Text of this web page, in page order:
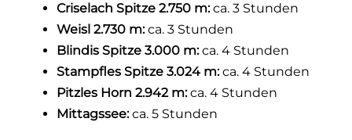
Criselach Spitze 2.750 m:ca. 3 Stunden
Weisl 2.730 m:ca. 3 Stunden
Blindis Spitze 3.000 m:ca. 4 Stunden
Stampfles Spitze 3.024 m:ca. 4 Stunden
Pitzles Horn 2.942 m:ca. 4 Stunden
Mittagssee:ca. 5 Stunden